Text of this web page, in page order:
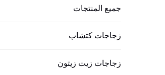
جميع المنتجات
زجاجات كتشاب
زجاجات زيت زيتون